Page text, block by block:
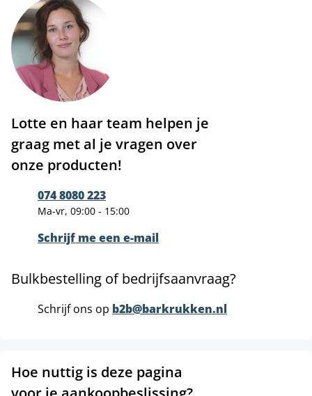
Lotte en haar team helpen je
graag met al je vragen over
onze producten!
074 8080 223
Ma-vr, 09:00 - 15:00
Schrijf me een e-mail
Bulkbestelling of bedrijfsaanvraag?
Schrijf ons op b2b@barkrukken.nl
Hoe nuttig is deze pagina